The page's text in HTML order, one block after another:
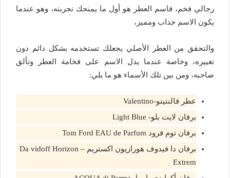
رجالي فخم، فاسم العطر هو أول ما يمنحك تجربته، وهو عندما
يكون الاسم جذاب ومميز،
والتحقق من العطر الأصلي يجعلك تستخدمه بشكل دائم دون
تغييره، وخاصة عندما يدل الاسم على فخامة العطر وتألق
صاحبه، ومن بين تلك الأسماء هو ما يلي:
عطر فالنتينو-Valentino
برفان لايت بلو- Light Blue
برفان توم فرود Tom Ford EAU de Parfum
برفان دا فيدوف هورازيون اكستريم – Da vidoff Horizon
Extrem